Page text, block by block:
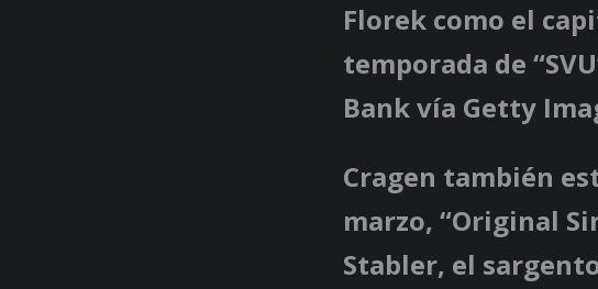
Florek como el
temporada de
Bank vía Getty
Cragen también
marzo, “Original
Stabler, el